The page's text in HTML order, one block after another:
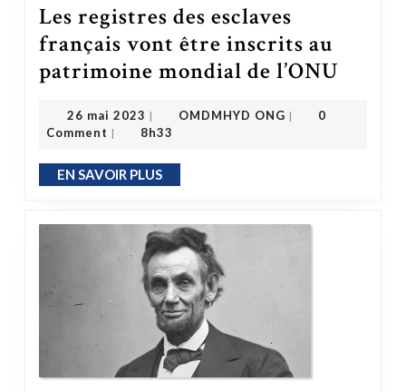
Les registres des esclaves
français vont être inscrits au
patrimoine mondial de l’ONU
26 mai 2023 | OMDMHYD ONG |
0
Comment | 8h33
EN SAVOIR PLUSEN SAVOIR PLUS